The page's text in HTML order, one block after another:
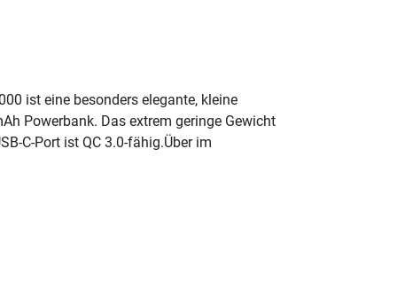
ist eine besonders elegante, kleine
Powerbank. Das extrem geringe Gewicht
C-Port ist QC 3.0-fähig.Über im